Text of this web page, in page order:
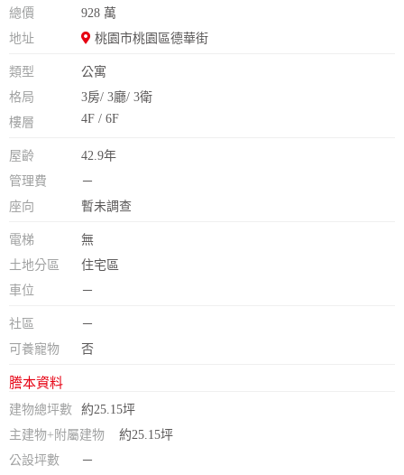
總價
928 萬
地址
桃園市桃園區德華街
類型
公寓
格局
3房/ 3廳/ 3衛
樓層
4F / 6F
屋齡
42.9年
管理費
－
座向
暫未調查
電梯
無
土地分區
住宅區
車位
－
社區
－
可養寵物
否
謄本資料
建物總坪數
約25.15坪
主建物+附屬建物
約25.15坪
公設坪數
－